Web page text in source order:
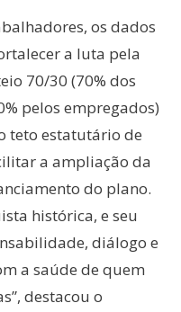
os dados
a luta pela
70/30 (70% dos
pelos empregados)
teto estatutário de
a ampliação da
do plano.
histórica, e seu
diálogo e
a saúde de quem
destacou o